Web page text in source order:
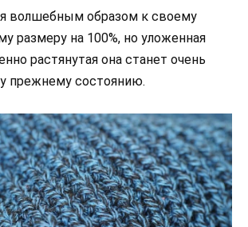
волшебным образом к своему
размеру на 100%, но уложенная
растянутая она станет очень
прежнему состоянию.